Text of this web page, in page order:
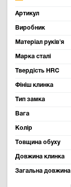
Артикул
Виробник
Матеріал руків'я
Марка сталі
Твердість HRC
Фініш клинка
Тип замка
Вага
Колір
Товщина обуху
Довжина клинка
Загальна довжина